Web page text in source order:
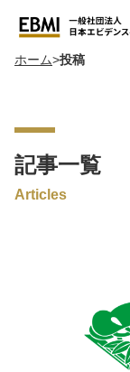
ホーム 投稿
記事一覧